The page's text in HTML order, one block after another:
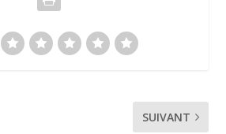
SUIVANT